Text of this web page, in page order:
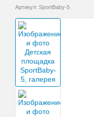
Артикул: SportBaby-5